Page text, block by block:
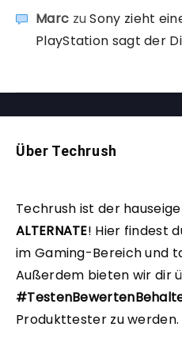
Marc zuSony zieht
PlayStation sagt der
Über Techrush
Techrush ist der
ALTERNATE! Hier findest
im Gaming-Bereich und
Außerdem bieten wir dir
Produkttester zu werden.